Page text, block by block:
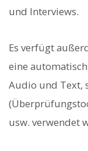
und Interviews.
Es verfügt
eine
Audio und Text,
usw. verwendet